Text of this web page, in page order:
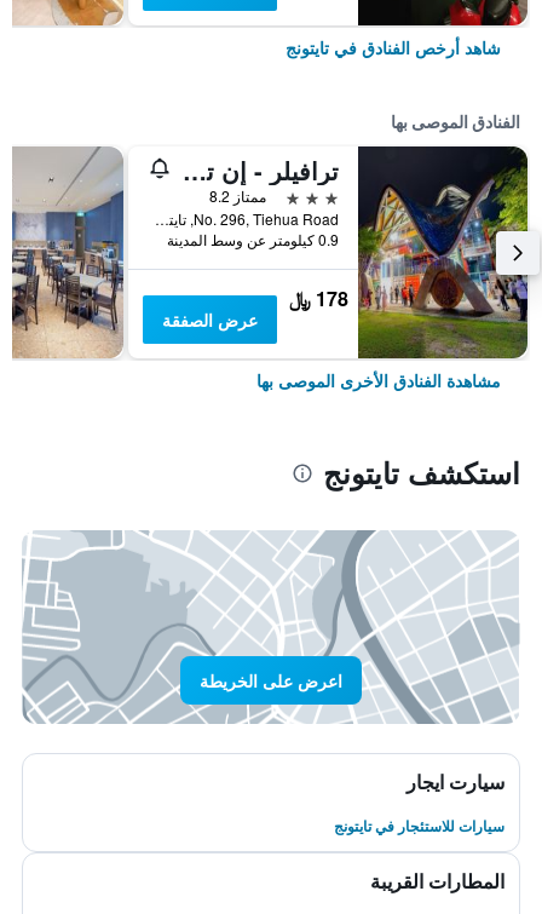
شاهد أرخص الفنادق في تايتونج
الفنادق الموصى بها
ترافيلر - إن تيهوا هوتل 2
3 نجوم
ممتاز 8.2
No. 296, Tiehua Road, تايتونج, تايوان
0.9 كيلومتر عن وسط المدينة
178 ﷼
عرض الصفقة
مشاهدة الفنادق الأخرى الموصى بها
استكشف تايتونج
اعرض على الخريطة
سيارت ايجار
سيارات للاستئجار في تايتونج
المطارات القريبة